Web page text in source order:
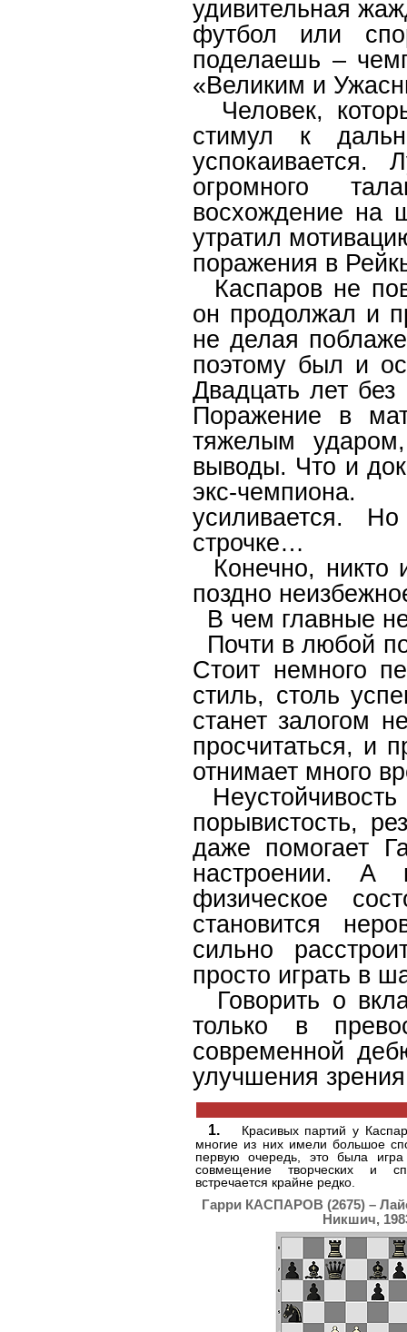
удивительная
футбол или
поделаешь –
«Великим и
Человек,
стимул к
огромного
восхождение на
утратил
поражения в
Каспаров не
он продолжал и
не делая
поэтому был и
Двадцать лет без
Поражение в
тяжелым
выводы. Что и
экс-чемпиона.
усиливается.
строчке…
Конечно, никто
поздно
В чем главные
Почти в любой
Стоит немного
стиль, столь
станет залогом
просчитаться, и
отнимает много
порывистость,
даже помогает
настроении. А
физическое
становится
сильно
просто играть в
Говорить о
только в
современной
улучшения
1.
Красивых партий у
многие из них имели большое
первую очередь, это была игра
совмещение творческих и
встречается крайне редко.
Гарри КАСПАРОВ (2675) –
Никшич,